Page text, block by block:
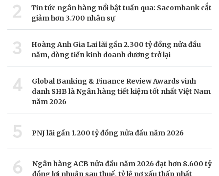
2
Tin tức ngân hàng nổi bật tuần qua: Sacombank cắt
giảm hơn 3.700 nhân sự
3
Hoàng Anh Gia Lai lãi gần 2.300 tỷ đồng nửa đầu
năm, dòng tiền kinh doanh dương trở lại
4
Global Banking & Finance Review Awards vinh
danh SHB là Ngân hàng tiết kiệm tốt nhất Việt Nam
năm 2026
5 PNJ lãi gần 1.200 tỷ đồng nửa đầu năm 2026
6
Ngân hàng ACB nửa đầu năm 2026 đạt hơn 8.600 tỷ
đồng lợi nhuận sau thuế, tỷ lệ nợ xấu thấp nhất